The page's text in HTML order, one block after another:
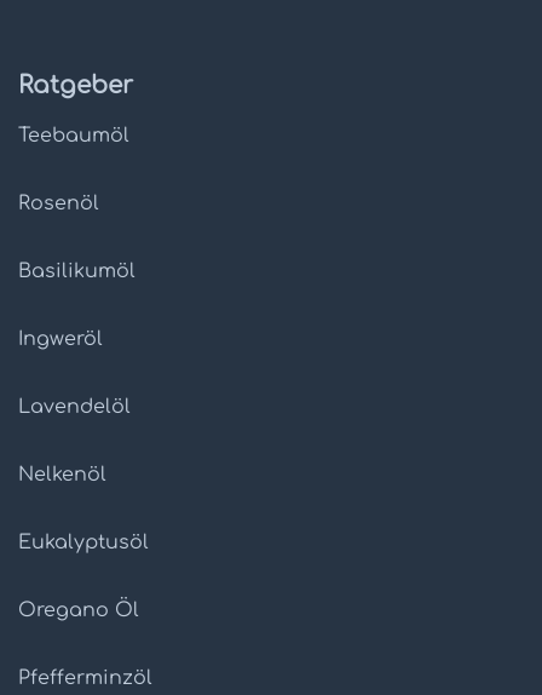
Ratgeber
Teebaumöl
Rosenöl
Basilikumöl
Ingweröl
Lavendelöl
Nelkenöl
Eukalyptusöl
Oregano Öl
Pfefferminzöl